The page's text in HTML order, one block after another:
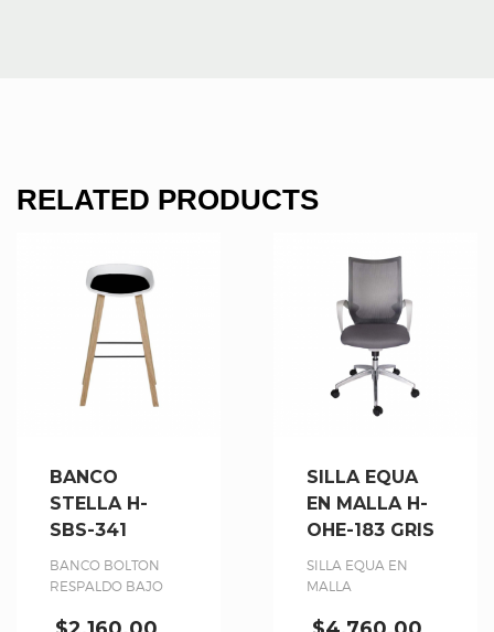
RELATED PRODUCTS
BANCO
STELLA H-
SBS-341
BANCO BOLTON
RESPALDO BAJO
SILLA EQUA
EN MALLA H-
OHE-183 GRIS
SILLA EQUA EN
MALLA